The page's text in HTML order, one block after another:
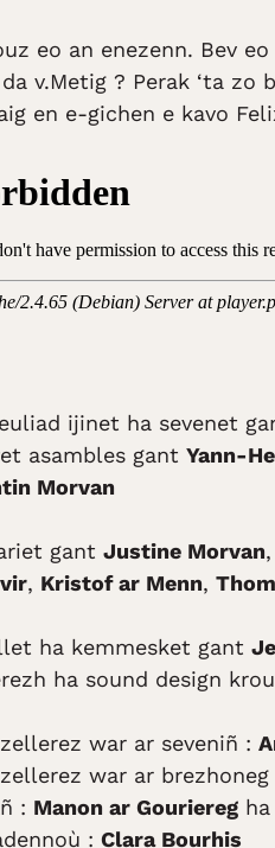
eo an enezenn. Bev
da v.Metig ? Perak ‘ta
en e-gichen e kavo
ijinet ha sevenet
asambles gant Yann-
Morvan
gant Justine Morvan,
, Kristof ar Menn,
ha kemmesket gant
ha sound design
war ar seveniñ :
war ar brezhoneg
: Manon ar Gouriereg ha
: Clara Bourhis